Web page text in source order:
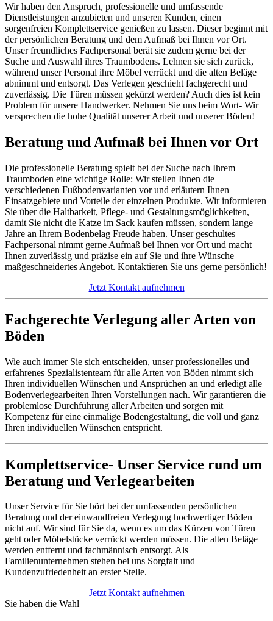
Wir haben den Anspruch, professionelle und umfassende
Dienstleistungen anzubieten und unseren Kunden, einen
sorgenfreien Komplettservice genießen zu lassen. Dieser beginnt mit
der persönlichen Beratung und dem Aufmaß bei Ihnen vor Ort.
Unser freundliches Fachpersonal berät sie zudem gerne bei der
Suche und Auswahl ihres Traumbodens. Lehnen sie sich zurück,
während unser Personal ihre Möbel verrückt und die alten Beläge
abnimmt und entsorgt. Das Verlegen geschieht fachgerecht und
zuverlässig. Die Türen müssen gekürzt werden? Auch dies ist kein
Problem für unsere Handwerker. Nehmen Sie uns beim Wort- Wir
versprechen die hohe Qualität unserer Arbeit und unserer Böden!
Beratung und Aufmaß bei Ihnen vor Ort
Die professionelle Beratung spielt bei der Suche nach Ihrem
Traumboden eine wichtige Rolle: Wir stellen Ihnen die
verschiedenen Fußbodenvarianten vor und erläutern Ihnen
Einsatzgebiete und Vorteile der einzelnen Produkte. Wir informieren
Sie über die Haltbarkeit, Pflege- und Gestaltungsmöglichkeiten,
damit Sie nicht die Katze im Sack kaufen müssen, sondern lange
Jahre an Ihrem Bodenbelag Freude haben. Unser geschultes
Fachpersonal nimmt gerne Aufmaß bei Ihnen vor Ort und macht
Ihnen zuverlässig und präzise ein auf Sie und ihre Wünsche
maßgeschneidertes Angebot. Kontaktieren Sie uns gerne persönlich!
Jetzt Kontakt aufnehmen
Fachgerechte Verlegung aller Arten von
Böden
Wie auch immer Sie sich entscheiden, unser professionelles und
erfahrenes Spezialistenteam für alle Arten von Böden nimmt sich
Ihren individuellen Wünschen und Ansprüchen an und erledigt alle
Bodenverlegearbeiten Ihren Vorstellungen nach. Wir garantieren die
problemlose Durchführung aller Arbeiten und sorgen mit
Kompetenz für eine einmalige Bodengestaltung, die voll und ganz
Ihren individuellen Wünschen entspricht.
Komplettservice- Unser Service rund um
Beratung und Verlegearbeiten
Unser Service für Sie hört bei der umfassenden persönlichen
Beratung und der einwandfreien Verlegung hochwertiger Böden
nicht auf. Wir sind für Sie da, wenn es um das Kürzen von Türen
geht oder Möbelstücke verrückt werden müssen. Die alten Beläge
werden entfernt und fachmännisch entsorgt. Als
Familienunternehmen stehen bei uns Sorgfalt und
Kundenzufriedenheit an erster Stelle.
Jetzt Kontakt aufnehmen
Sie haben die Wahl